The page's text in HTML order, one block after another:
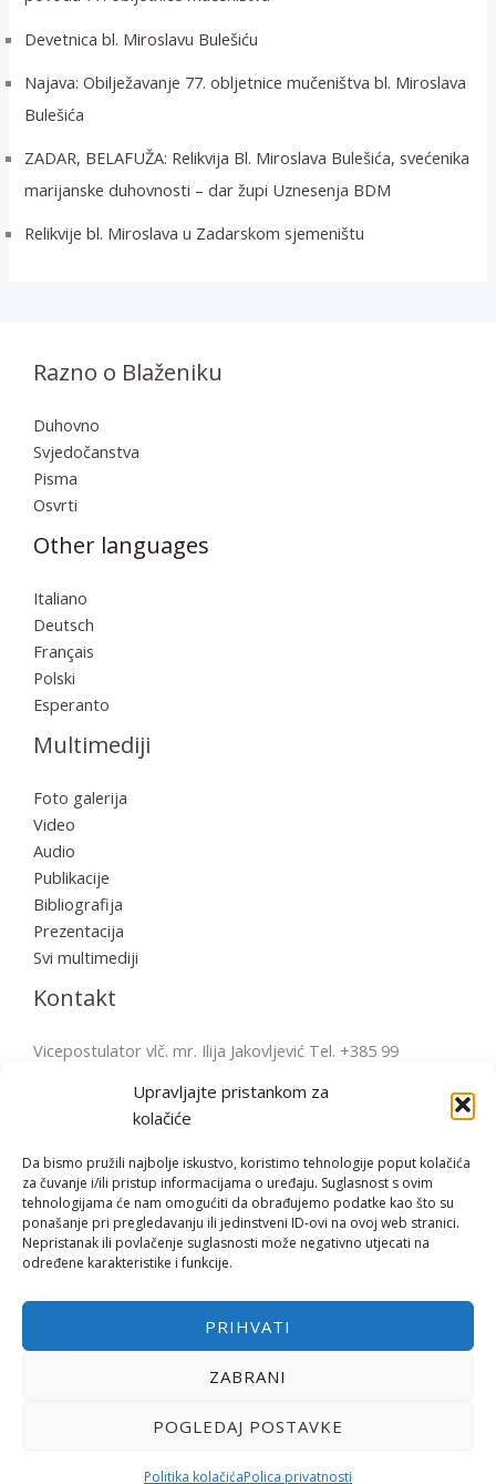
Upravljajte pristankom za
kolačiće
Da bismo pružili najbolje iskustvo, koristimo tehnologije poput kolačića
za čuvanje i/ili pristup informacijama o uređaju. Suglasnost s ovim
tehnologijama će nam omogućiti da obrađujemo podatke kao što su
ponašanje pri pregledavanju ili jedinstveni ID-ovi na ovoj web stranici.
Nepristanak ili povlačenje suglasnosti može negativno utjecati na
određene karakteristike i funkcije.
PRIHVATI
ZABRANI
POGLEDAJ POSTAVKE
Politika kolačićaPolica privatnosti
Devetnica bl. Miroslavu Bulešiću
Najava: Obilježavanje 77. obljetnice mučeništva bl. Miroslava
Bulešića
ZADAR, BELAFUŽA: Relikvija Bl. Miroslava Bulešića, svećenika
marijanske duhovnosti – dar župi Uznesenja BDM
Relikvije bl. Miroslava u Zadarskom sjemeništu
Razno o Blaženiku
Duhovno
Svjedočanstva
Pisma
Osvrti
Other languages
Italiano
Deutsch
Français
Polski
Esperanto
Multimediji
Foto galerija
Video
Audio
Publikacije
Bibliografija
Prezentacija
Svi multimediji
Kontakt
Vicepostulator vlč. mr. Ilija Jakovljević Tel. +385 99
Fažana Župni trg 4, 52212 Fažana, Hrvatska
Copyright © | 2026 Bl. Miroslav Bulešić
Polica privatnosti